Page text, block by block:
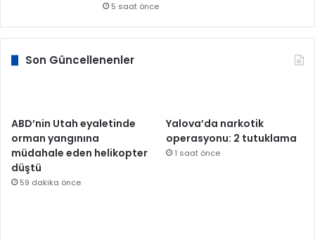
5 saat önce
Son Güncellenenler
ABD’nin Utah eyaletinde
orman yangınına
müdahale eden helikopter
düştü
59 dakika önce
Yalova’da narkotik
operasyonu: 2 tutuklama
1 saat önce